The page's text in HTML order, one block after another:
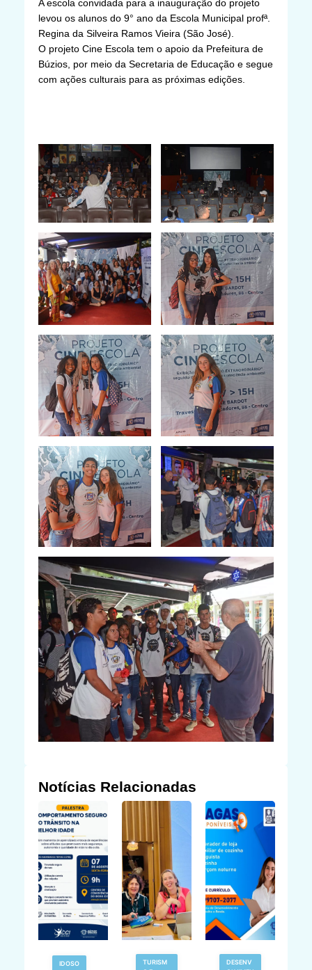
A escola convidada para a inauguração do projeto
levou os alunos do 9° ano da Escola Municipal profª.
Regina da Silveira Ramos Vieira (São José).
O projeto Cine Escola tem o apoio da Prefeitura de
Búzios, por meio da Secretaria de Educação e segue
com ações culturais para as próximas edições.
Notícias Relacionadas
IDOSO
TURISM
DESENV